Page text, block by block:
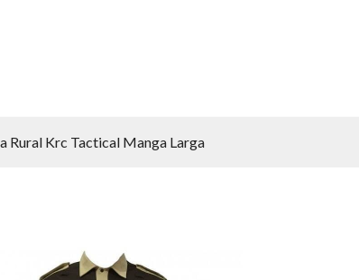
Rural Krc Tactical Manga Larga